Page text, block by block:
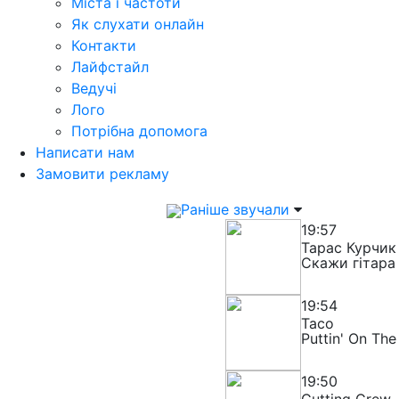
Як слухати онлайн
Контакти
Лайфстайл
Ведучі
Лого
Потрібна допомога
Написати нам
Замовити рекламу
Раніше звучали
19:57
Тарас Курчик
Скажи гітара
19:54
Taco
Puttin' On
19:50